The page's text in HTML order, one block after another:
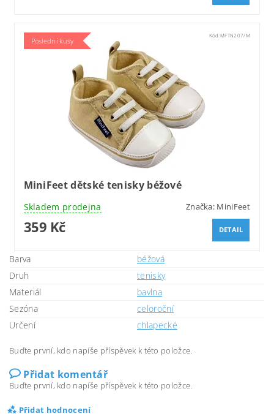
Poslední kusy
Kód:MFTN207/M
MiniFeet dětské tenisky béžové
Skladem prodejna Značka: MiniFeet
359 Kč DETAIL
Barva
béžová
Druh
tenisky
Materiál
bavlna
Sezóna
celoroční
Určení
chlapecké
Buďte první, kdo napíše příspěvek k této položce.
Přidat komentář
Buďte první, kdo napíše příspěvek k této položce.
Přidat hodnocení